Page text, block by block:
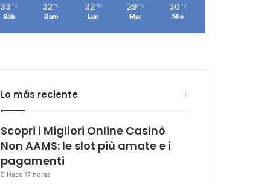
33 ℃
Sáb
32 ℃
Dom
32 ℃
Lun
29 ℃
Mar
30 ℃
Mié
Lo más reciente
Scopri i Migliori Online Casinò
Non AAMS: le slot più amate e i
pagamenti
Hace 17 horas